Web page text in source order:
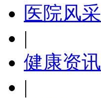
医院风采
|
健康资讯
|